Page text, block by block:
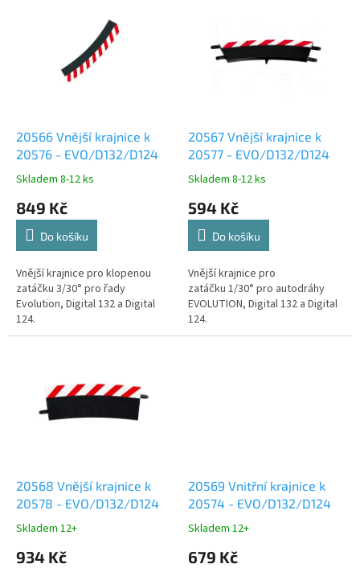
20566 Vnější krajnice k
20576 - EVO/D132/D124
Skladem 8-12 ks
849 Kč
Do košíku
Vnější krajnice pro klopenou
zatáčku 3/30° pro řady
Evolution, Digital 132 a Digital
124.
20567 Vnější krajnice k
20577 - EVO/D132/D124
Skladem 8-12 ks
594 Kč
Do košíku
Vnější krajnice pro
zatáčku 1/30° pro autodráhy
EVOLUTION, Digital 132 a Digital
124.
20568 Vnější krajnice k
20578 - EVO/D132/D124
Skladem 12+
934 Kč
20569 Vnitřní krajnice k
20574 - EVO/D132/D124
Skladem 12+
679 Kč